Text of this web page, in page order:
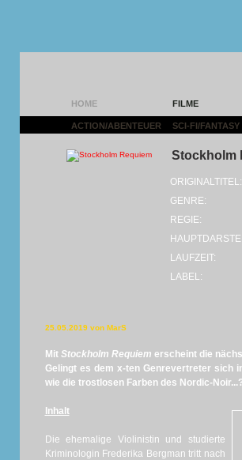
HOME FILME
ACTION/ABENTEUER SCI-FI/FANTASY
Stockholm
ORIGINALTITEL:
GENRE:
REGIE:
LAUFZEIT:
LABEL:
25.05.2019 von MarS
Mit Stockholm Requiem erscheint die
Gelingt es dem x-ten Genrevertreter sich
wie die trostlosen Farben des Nordic-
Inhalt
Die ehemalige Violinistin und studierte
Kriminologin Frederika Bergman tritt nach